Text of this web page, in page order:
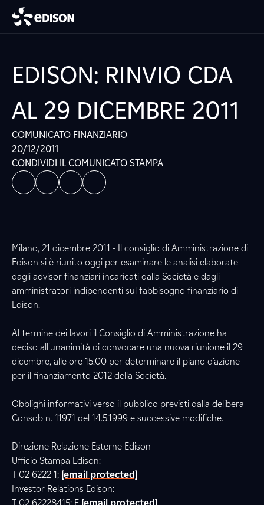
EDISON: RINVIO CDA
AL 29 DICEMBRE 2011
COMUNICATO FINANZIARIO
20/12/2011
CONDIVIDI IL COMUNICATO STAMPA
Milano, 21 dicembre 2011 - Il consiglio di Amministrazione di
Edison si è riunito oggi per esaminare le analisi elaborate
dagli advisor finanziari incaricati dalla Società e dagli
amministratori indipendenti sul fabbisogno finanziario di
Edison.
Al termine dei lavori il Consiglio di Amministrazione ha
deciso all'unanimità di convocare una nuova riunione il 29
dicembre, alle ore 15:00 per determinare il piano d'azione
per il finanziamento 2012 della Società.
Obblighi informativi verso il pubblico previsti dalla delibera
Consob n. 11971 del 14.5.1999 e successive modifiche.
Direzione Relazione Esterne Edison
Ufficio Stampa Edison:
T 02 6222 1; [email protected]
Investor Relations Edison: